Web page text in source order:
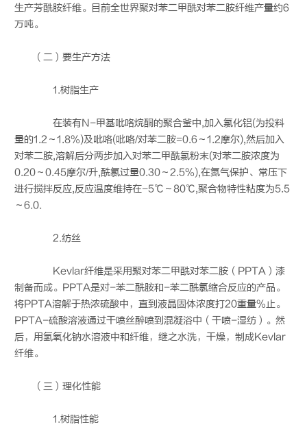
生产芳酰胺纤维。目前全世界聚对苯二甲酰对苯二胺纤维产量约6
万吨。
（二）要生产方法
1.树脂生产
在装有N-甲基吡咯烷酮的聚合釜中,加入氯化铝(为投料
量的1.2～1.8%)及吡咯(吡咯/对苯二胺=0.6～1.2摩尔),然后加入
对苯二胺,溶解后分两步加入对苯二甲酰氯粉末(对苯二胺浓度为
0.20～0.45摩尔/升,酰氯过量0.30～2.5%),在氮气保护、常压下
进行搅拌反应,反应温度维持在-5℃～80℃,聚合物特性粘度为5.5
～6.0.
2.纺丝
Kevlar纤维是采用聚对苯二甲酰对苯二胺（PPTA）漆
制备而成。PPTA是对-苯二酰胺和-苯二酰氯缩合反应的产品。
将PPTA溶解于热浓硫酸中，直到液晶固体浓度打20重量%止。
PPTA-硫酸溶液通过干喷丝醉喷到混凝浴中（干喷-湿纺）。然
后，用氢氧化钠水溶液中和纤维，继之水洗，干燥，制成Kevlar
纤维。
（三）理化性能
1.树脂性能